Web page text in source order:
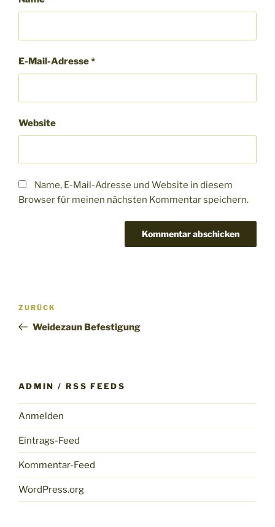
E-Mail-Adresse*
Website
Name, E-Mail-Adresse und Website in diesem
Browser für meinen nächsten Kommentar speichern.
Beitragsnavigation
Vorheriger
Beitrag
ZURÜCK
Weidezaun Befestigung
ADMIN / RSS FEEDS
Anmelden
Eintrags-Feed
Kommentar-Feed
WordPress.org